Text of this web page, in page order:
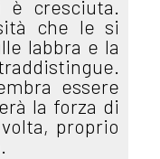
è cresciuta.
che le si
labbra e la
essere
la forza di
proprio